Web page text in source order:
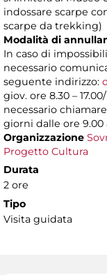
indossare scarpe
scarpe da trekking)
Modalità di
In caso di
necessario
seguente indirizzo:
giov. ore 8.30 –
necessario
giorni dalle ore 9.00
Organizzazione
Progetto Cultura
Durata
2 ore
Tipo
Visita guidata